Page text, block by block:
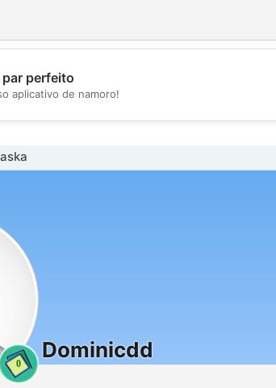
perfeito
aplicativo de namoro!
0
Dominicdd